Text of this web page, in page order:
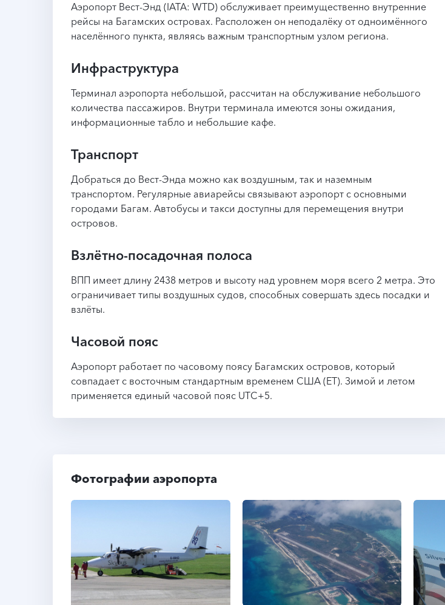
Аэропорт Вест-Энд (IATA: WTD) обслуживает преимущественно внутренние
рейсы на Багамских островах. Расположен он неподалёку от одноимённого
населённого пункта, являясь важным транспортным узлом региона.
Инфраструктура
Терминал аэропорта небольшой, рассчитан на обслуживание небольшого
количества пассажиров. Внутри терминала имеются зоны ожидания,
информационные табло и небольшие кафе.
Транспорт
Добраться до Вест-Энда можно как воздушным, так и наземным
транспортом. Регулярные авиарейсы связывают аэропорт с основными
городами Багам. Автобусы и такси доступны для перемещения внутри
островов.
Взлётно-посадочная полоса
ВПП имеет длину 2438 метров и высоту над уровнем моря всего 2 метра. Это
ограничивает типы воздушных судов, способных совершать здесь посадки и
взлёты.
Часовой пояс
Аэропорт работает по часовому поясу Багамских островов, который
совпадает с восточным стандартным временем США (ET). Зимой и летом
применяется единый часовой пояс UTC+5.
Фотографии аэропорта